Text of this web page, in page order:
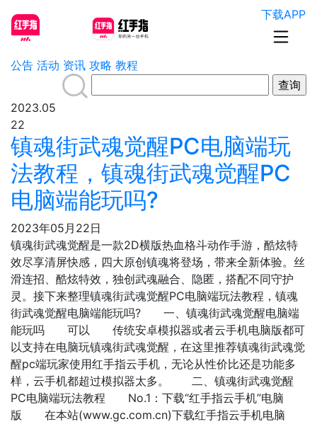
下载APP
公告 活动 资讯 攻略 教程
2023.05
22
镇魂街武魂觉醒PC电脑端玩
法教程，镇魂街武魂觉醒PC
电脑端能玩吗?
2023年05月22日
镇魂街武魂觉醒是一款2D横版热血格斗动作手游，酷炫特
效尽享清屏快感，四大原创镇魂将登场，带来全新体验。丝
滑连招、酷炫特效，独创武魂融合、隐匿，搭配不同守护
灵。接下来整理镇魂街武魂觉醒PC电脑端玩法教程，镇魂
街武魂觉醒电脑端能玩吗? 一、镇魂街武魂觉醒电脑端
能玩吗 可以 传统安卓模拟器或者云手机电脑版都可
以支持在电脑玩镇魂街武魂觉醒，在这里推荐镇魂街武魂觉
醒pc端玩家使用红手指云手机，无论从性价比还是功能多
样，云手机都超过模拟器太多。 二、镇魂街武魂觉醒
PC电脑端玩法教程 No.1：下载“红手指云手机”电脑
版 在本站(www.gc.com.cn)下载红手指云手机电脑